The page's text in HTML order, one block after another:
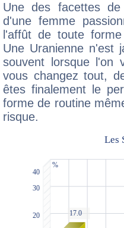
Une des facettes
d'une femme
l'affût de toute
Une Uranienne n'est
souvent lorsque l'on
vous changez tout,
êtes finalement le
forme de routine
risque.